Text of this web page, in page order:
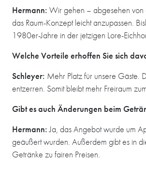
Hermann: Wir gehen – abgesehen von
das Raum-Konzept leicht anzupassen.
1980er-Jahre in der jetzigen Lore-
Welche Vorteile erhoffen Sie sich
Schleyer: Mehr Platz für unsere Gäste.
entzerren. Somit bleibt mehr Freiraum
Gibt es auch Änderungen beim
Hermann:Ja, das Angebot wurde um
geäußert wurden. Außerdem gibt es in
Getränke zu fairen Preisen.